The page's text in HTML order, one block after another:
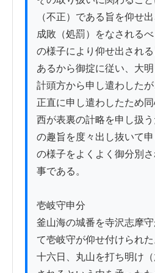
（不正）である旨を仰せ
成敗（処罰）をなされる
の様子により仰せ出され
あるから御掟に従い、大
計頭方から申し遣わした
正直に申し遣わしたため
西が表裏の計略を申し扱
の趣旨を度々出し抜いて
の様子をよくよく御分別
事である。
壱岐守申分
釜山海の城番を寺沢志摩
て壱岐守が仰せ付けられ
十六日、丸山を打ち明け